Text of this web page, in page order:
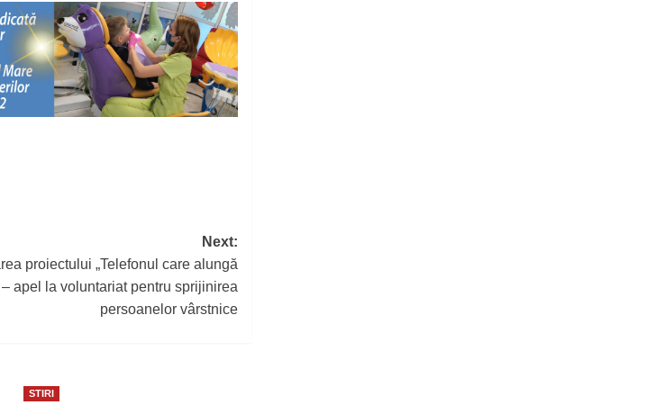
Next:
proiectului „Telefonul care alungă
– apel la voluntariat pentru sprijinirea
persoanelor vârstnice
STIRI